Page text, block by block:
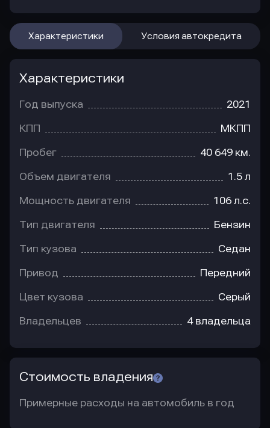
Характеристики Условия автокредита
Характеристики
Год выпуска 2021
КПП МКПП
Пробег 40 649 км.
Объем двигателя 1.5 л
Мощность двигателя 106 л.с.
Тип двигателя Бензин
Тип кузова Седан
Привод Передний
Цвет кузова Серый
Владельцев 4 владельца
Стоимость владения
Примерные расходы на автомобиль в год